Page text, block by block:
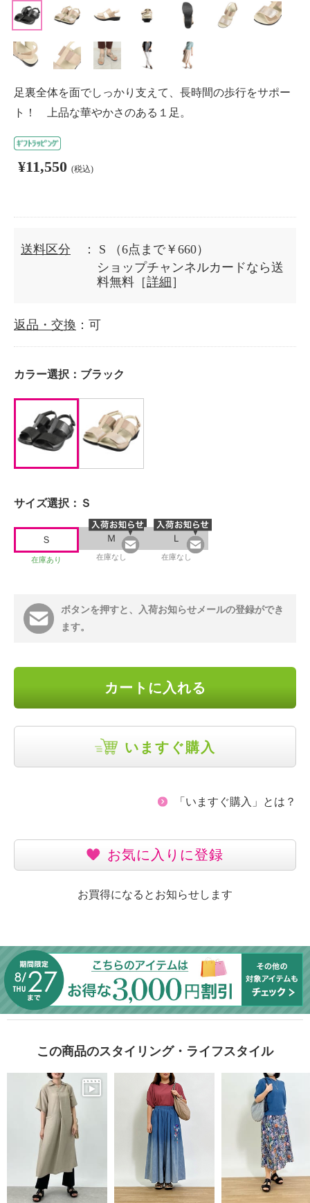
足裏全体を面でしっかり支えて、長時間の歩行をサポー
ト！ 上品な華やかさのある１足。
¥11,550 (税込)
送料区分 ： S
（6点まで￥660）
ショップチャンネルカードなら送
料無料［詳細 ］
返品・交換 ：可
カラー選択： ブラック
サイズ選択： Ｓ
Ｓ
在庫あり
Ｍ
在庫なし
Ｌ
在庫なし
ボタンを押すと、入荷お知らせメールの登録ができ
ます。
カートに入れる
いますぐ購入
「いますぐ購入」とは？
お気に入りに登録
お買得になるとお知らせします
この商品のスタイリング・ライフスタイル